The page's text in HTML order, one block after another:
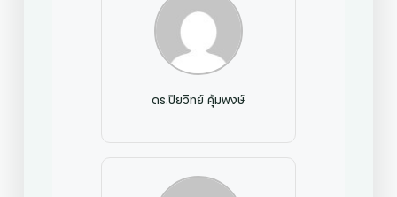
ดร.ปิยวิทย์ คุ้มพงษ์